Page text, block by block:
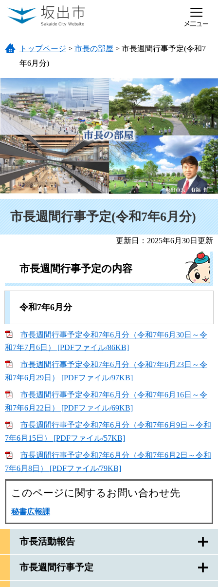
ページの先頭です。
メニューを飛ばして本文へ
トップページ > 市長の部屋 > 市長週間行事予定(令和7
年6月分)
市長活動報告
市長週間行事予定
市長週間行事予定(令和7年6月分)
更新日：2025年6月30日更新
市長週間行事予定の内容
令和7年6月分
市長週間行事予定令和7年6月分（令和7年6月30日～令
和7年7月6日） [PDFファイル/86KB]
市長週間行事予定令和7年6月分（令和7年6月23日～令
和7年6月29日） [PDFファイル/97KB]
市長週間行事予定令和7年6月分（令和7年6月16日～令
和7年6月22日） [PDFファイル/69KB]
市長週間行事予定令和7年6月分（令和7年6月9日～令和
7年6月15日） [PDFファイル/57KB]
市長週間行事予定令和7年6月分（令和7年6月2日～令和
7年6月8日） [PDFファイル/79KB]
このページに関するお問い合わせ先
秘書広報課